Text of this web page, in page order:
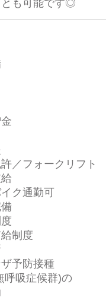
も可能です◎
／フォークリフト
ク通勤可
制度
予防接種
吸症候群)の